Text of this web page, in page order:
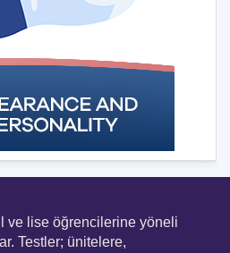
ve lise öğrencilerine yöneli
Testler; ünitelere,